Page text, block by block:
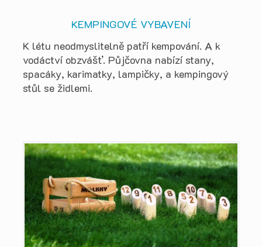
KEMPINGOVÉ VYBAVENÍ
K létu neodmyslitelně patří kempování. A k
vodáctví obzvášť. Půjčovna nabízí stany,
spacáky, karimatky, lampičky, a kempingový
stůl se židlemi.